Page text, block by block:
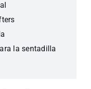
la sentadilla